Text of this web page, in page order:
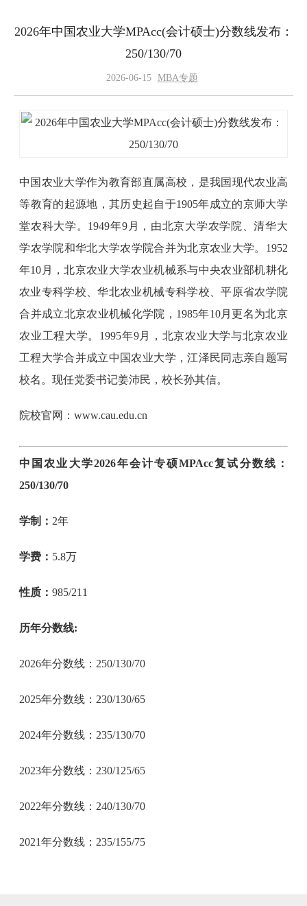
2026年中国农业大学MPAcc(会计硕士)分数线发布：
250/130/70
2026-06-15 MBA专题
中国农业大学作为教育部直属高校，是我国现代农业高
等教育的起源地，其历史起自于1905年成立的京师大学
堂农科大学。1949年9月，由北京大学农学院、清华大
学农学院和华北大学农学院合并为北京农业大学。1952
年10月，北京农业大学农业机械系与中央农业部机耕化
农业专科学校、华北农业机械专科学校、平原省农学院
合并成立北京农业机械化学院，1985年10月更名为北京
农业工程大学。1995年9月，北京农业大学与北京农业
工程大学合并成立中国农业大学，江泽民同志亲自题写
校名。现任党委书记姜沛民，校长孙其信。
院校官网：www.cau.edu.cn
中国农业大学2026年会计专硕MPAcc复试分数线：
250/130/70
学制： 2年
学费： 5.8万
性质：985/211
历年分数线:
2026年分数线：250/130/70
2025年分数线：230/130/65
2024年分数线：235/130/70
2023年分数线：230/125/65
2022年分数线：240/130/70
2021年分数线：235/155/75